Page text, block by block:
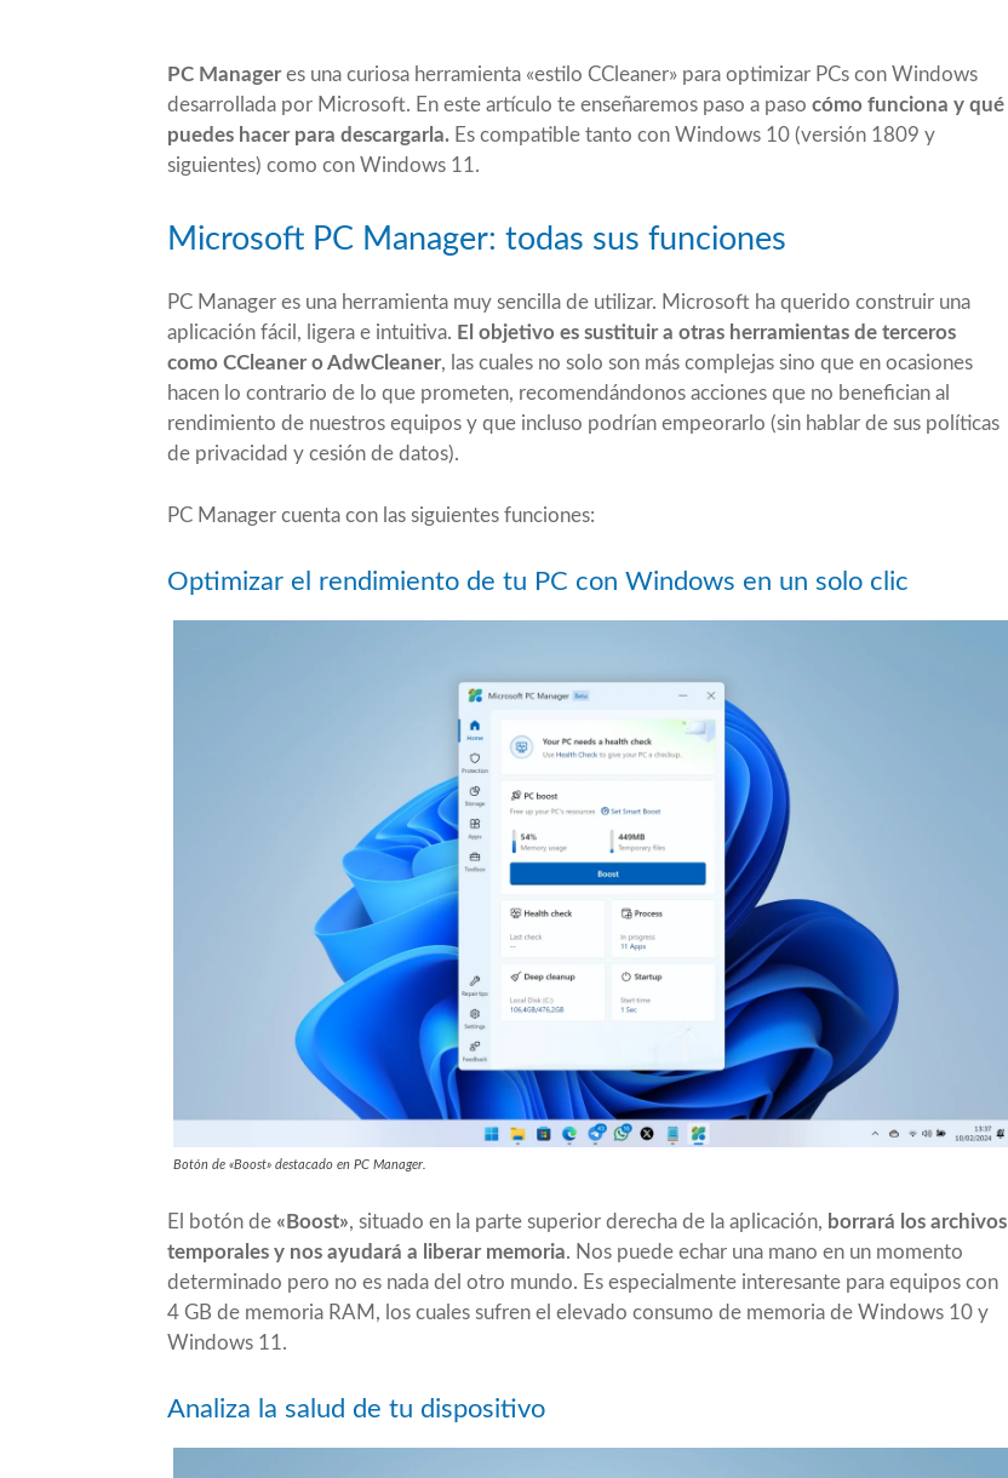
PC Manageres una curiosa herramienta «estilo CCleaner» para optimizar PCs con Windows
desarrollada por Microsoft. En este artículo te enseñaremos paso a paso cómo funciona y qué
puedes hacer para descargarla. Es compatible tanto con Windows 10 (versión 1809 y
siguientes) como con Windows 11.
Microsoft PC Manager: todas sus funciones
PC Manager es una herramienta muy sencilla de utilizar. Microsoft ha querido construir una
aplicación fácil, ligera e intuitiva. El objetivo es sustituir a otras herramientas de terceros
como CCleaner o AdwCleaner, las cuales no solo son más complejas sino que en ocasiones
hacen lo contrario de lo que prometen, recomendándonos acciones que no benefician al
rendimiento de nuestros equipos y que incluso podrían empeorarlo (sin hablar de sus políticas
de privacidad y cesión de datos).
PC Manager cuenta con las siguientes funciones:
Optimizar el rendimiento de tu PC con Windows en un solo clic
Botón de «Boost» destacado en PC Manager.
El botón de «Boost», situado en la parte superior derecha de la aplicación, borrará los archivos
temporales y nos ayudará a liberar memoria. Nos puede echar una mano en un momento
determinado pero no es nada del otro mundo. Es especialmente interesante para equipos con
4 GB de memoria RAM, los cuales sufren el elevado consumo de memoria de Windows 10 y
Windows 11.
Analiza la salud de tu dispositivo